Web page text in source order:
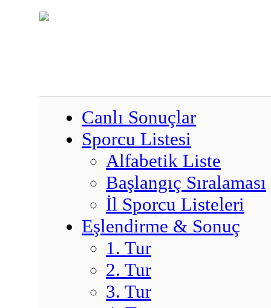
Canlı Sonuçlar
Sporcu Listesi
Alfabetik Liste
Başlangıç Sıralaması
İl Sporcu Listeleri
Eşlendirme & Sonuç
1. Tur
2. Tur
3. Tur